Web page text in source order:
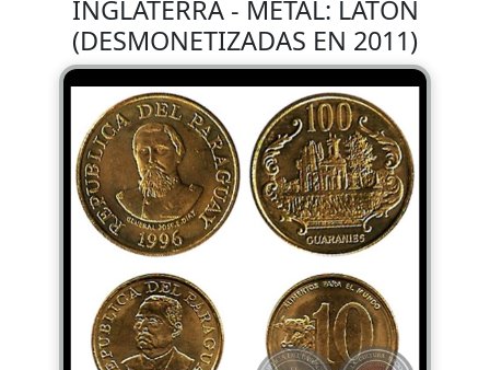
INGLATERRA - METAL: LATÓN
(DESMONETIZADAS EN 2011)